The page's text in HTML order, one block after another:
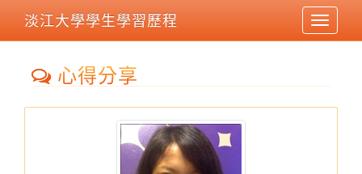
Toggle
淡江大學學生學習歷程
心得分享